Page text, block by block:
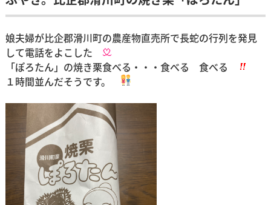
娘夫婦が比企郡滑川町の農産物直売所で長蛇の行列を発見
して電話をよこした
「ぽろたん」の焼き栗食べる・・・食べる 食べる
１時間並んだそうです。